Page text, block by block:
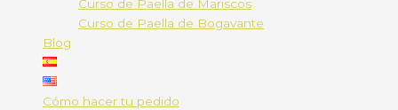
Curso de Paella de Mariscos
Curso de Paella de Bogavante
Blog
Cómo hacer tu pedido